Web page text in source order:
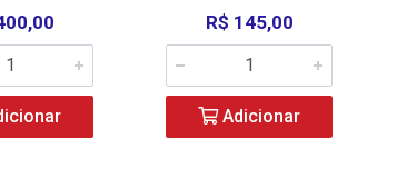
R$ 145,00
Adicionar